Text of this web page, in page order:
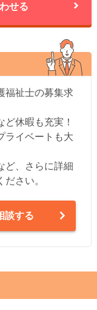
せる
福祉士の募集求
休暇も充実！
ライベートも大
ど、さらに詳細
さい。
談する